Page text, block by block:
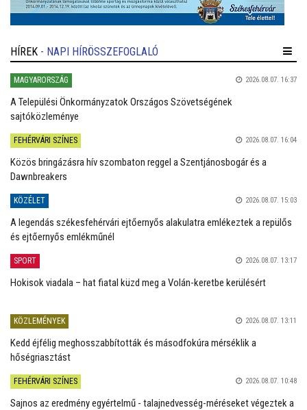
HÍREK - NAPI HÍRÖSSZEFOGLALÓ
MAGYARORSZÁG 2026.08.07. 16:37
A Települési Önkormányzatok Országos Szövetségének
sajtóközleménye
FEHÉRVÁRI SZÍNES 2026.08.07. 16:04
Közös bringázásra hív szombaton reggel a Szentjánosbogár és a
Dawnbreakers
KÖZÉLET 2026.08.07. 15:03
A legendás székesfehérvári ejtőernyős alakulatra emlékeztek a repülős
és ejtőernyős emlékműnél
SPORT 2026.08.07. 13:17
Hokisok viadala – hat fiatal küzd meg a Volán-keretbe kerülésért
KÖZLEMÉNYEK 2026.08.07. 13:11
Kedd éjfélig meghosszabbították és másodfokúra mérséklik a
hőségriasztást
FEHÉRVÁRI SZÍNES 2026.08.07. 10:48
Sajnos az eredmény egyértelmű - talajnedvesség-méréseket végeztek a